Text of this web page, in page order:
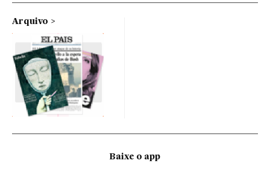
Arquivo
Baixe o app